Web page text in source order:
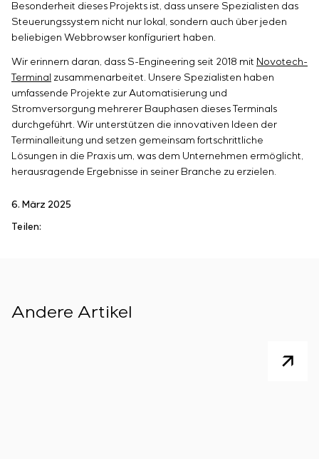
Besonderheit dieses Projekts ist, dass unsere Spezialisten das
Steuerungssystem nicht nur lokal, sondern auch über jeden
beliebigen Webbrowser konfiguriert haben.
Wir erinnern daran, dass S-Engineering seit 2018 mit Novotech-
Terminal zusammenarbeitet. Unsere Spezialisten haben
umfassende Projekte zur Automatisierung und
Stromversorgung mehrerer Bauphasen dieses Terminals
durchgeführt. Wir unterstützen die innovativen Ideen der
Terminalleitung und setzen gemeinsam fortschrittliche
Lösungen in die Praxis um, was dem Unternehmen ermöglicht,
herausragende Ergebnisse in seiner Branche zu erzielen.
6. März 2025
Teilen:
Andere Artikel